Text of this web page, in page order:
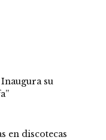
su
en discotecas